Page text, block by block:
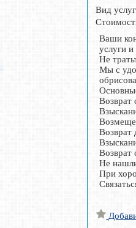
Вид
Ваши
услуги и
Не
Мы с
Возврат
Возврат
Возврат
Не
При